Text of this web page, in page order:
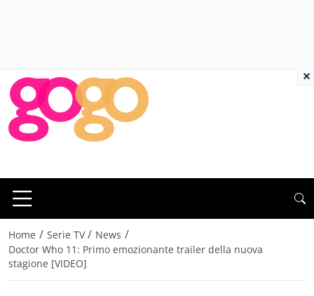
Home / Serie TV / News /
Doctor Who 11: Primo emozionante trailer della nuova
stagione [VIDEO]
×